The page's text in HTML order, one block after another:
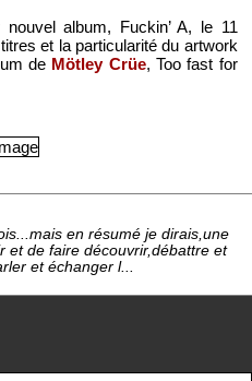
album, Fuckin’ A, le 11
et la particularité du artwork
de Mötley Crüe, Too fast for
en résumé je dirais,une
et de faire découvrir,débattre et
et échanger l...